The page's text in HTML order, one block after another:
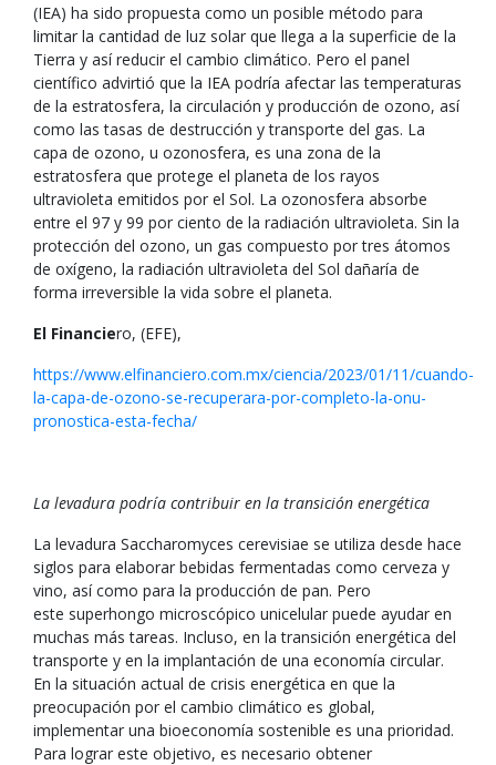
(IEA) ha sido propuesta como un posible método para
limitar la cantidad de luz solar que llega a la superficie de la
Tierra y así reducir el cambio climático. Pero el panel
científico advirtió que la IEA podría afectar las temperaturas
de la estratosfera, la circulación y producción de ozono, así
como las tasas de destrucción y transporte del gas. La
capa de ozono, u ozonosfera, es una zona de la
estratosfera que protege el planeta de los rayos
ultravioleta emitidos por el Sol. La ozonosfera absorbe
entre el 97 y 99 por ciento de la radiación ultravioleta. Sin la
protección del ozono, un gas compuesto por tres átomos
de oxígeno, la radiación ultravioleta del Sol dañaría de
forma irreversible la vida sobre el planeta.
El Financiero, (EFE),
https://www.elfinanciero.com.mx/ciencia/2023/01/11/cuando-
la-capa-de-ozono-se-recuperara-por-completo-la-onu-
pronostica-esta-fecha/
La levadura podría contribuir en la transición energética
La levadura Saccharomyces cerevisiae se utiliza desde hace
siglos para elaborar bebidas fermentadas como cerveza y
vino, así como para la producción de pan. Pero
este superhongo microscópico unicelular puede ayudar en
muchas más tareas. Incluso, en la transición energética del
transporte y en la implantación de una economía circular.
En la situación actual de crisis energética en que la
preocupación por el cambio climático es global,
implementar una bioeconomía sostenible es una prioridad.
Para lograr este objetivo, es necesario obtener